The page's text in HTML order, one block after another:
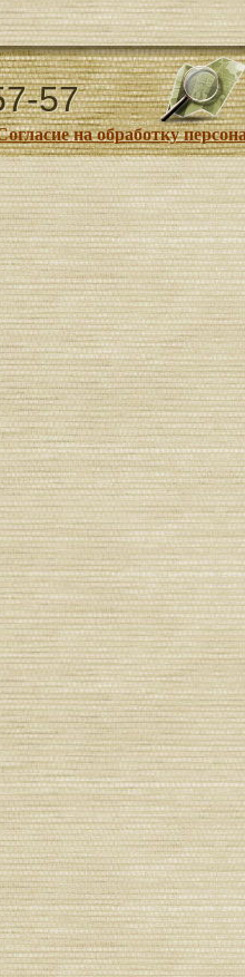
57
на обработку